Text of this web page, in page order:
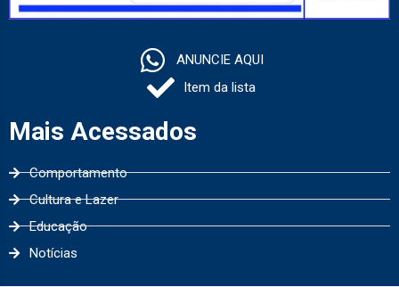
ANUNCIE AQUI
Item da lista
Mais Acessados
Comportamento
Cultura e Lazer
Educação
Notícias